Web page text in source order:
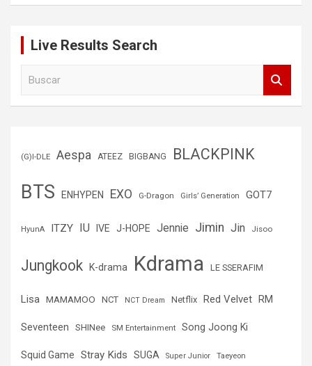
Live Results Search
(G)I-DLE Aespa ATEEZ BIGBANG BLACKPINK
BTS ENHYPEN EXO G-Dragon Girls’ Generation GOT7
HyunA ITZY IU IVE J-HOPE Jennie Jimin Jin Jisoo
Jungkook K-drama Kdrama LE SSERAFIM
Lisa MAMAMOO NCT NCT Dream Netflix Red Velvet RM
Seventeen SHINee SM Entertainment Song Joong Ki
Squid Game Stray Kids SUGA Super Junior Taeyeon